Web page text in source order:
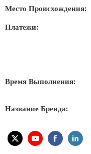
Место Происхождения:
Платежи:
Время Выполнения:
Название Бренда: